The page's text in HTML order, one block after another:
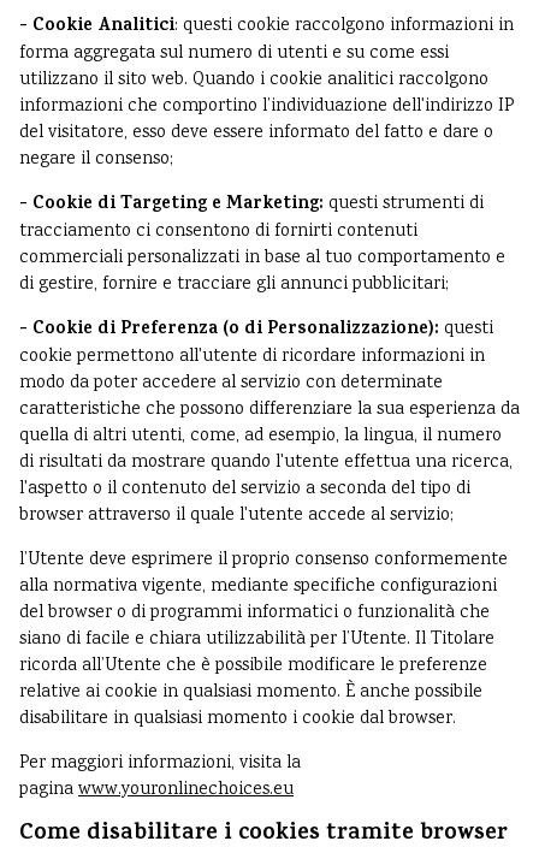
- Cookie Analitici: questi cookie raccolgono informazioni in
forma aggregata sul numero di utenti e su come essi
utilizzano il sito web. Quando i cookie analitici raccolgono
informazioni che comportino l’individuazione dell'indirizzo IP
del visitatore, esso deve essere informato del fatto e dare o
negare il consenso;
- Cookie di Targeting e Marketing: questi strumenti di
tracciamento ci consentono di fornirti contenuti
commerciali personalizzati in base al tuo comportamento e
di gestire, fornire e tracciare gli annunci pubblicitari;
- Cookie di Preferenza (o di Personalizzazione): questi
cookie permettono all'utente di ricordare informazioni in
modo da poter accedere al servizio con determinate
caratteristiche che possono differenziare la sua esperienza da
quella di altri utenti, come, ad esempio, la lingua, il numero
di risultati da mostrare quando l'utente effettua una ricerca,
l'aspetto o il contenuto del servizio a seconda del tipo di
browser attraverso il quale l'utente accede al servizio;
l’Utente deve esprimere il proprio consenso conformemente
alla normativa vigente, mediante specifiche configurazioni
del browser o di programmi informatici o funzionalità che
siano di facile e chiara utilizzabilità per l’Utente. Il Titolare
ricorda all’Utente che è possibile modificare le preferenze
relative ai cookie in qualsiasi momento. È anche possibile
disabilitare in qualsiasi momento i cookie dal browser.
Per maggiori informazioni, visita la
paginawww.youronlinechoices.eu
Come disabilitare i cookies tramite browser